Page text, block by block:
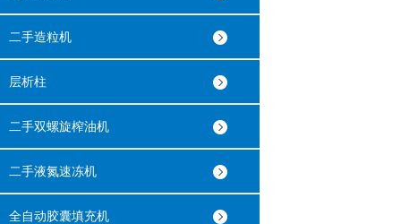
二手造粒机
层析柱
二手双螺旋榨油机
二手液氮速冻机
全自动胶囊填充机